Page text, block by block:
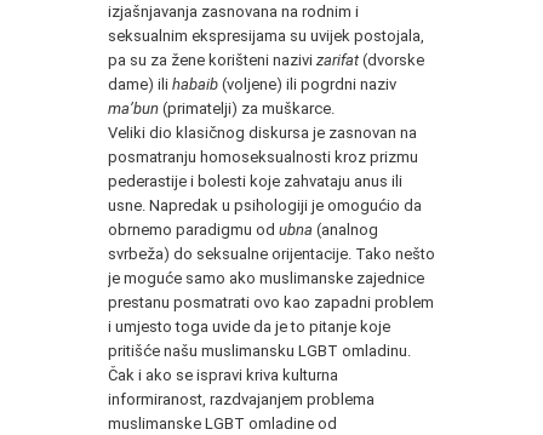
izjašnjavanja zasnovana na rodnim i
seksualnim ekspresijama su uvijek postojala,
pa su za žene korišteni nazivi zarifat (dvorske
dame) ili habaib (voljene) ili pogrdni naziv
ma’bun (primatelji) za muškarce.
Veliki dio klasičnog diskursa je zasnovan na
posmatranju homoseksualnosti kroz prizmu
pederastije i bolesti koje zahvataju anus ili
usne. Napredak u psihologiji je omogućio da
obrnemo paradigmu od ubna (analnog
svrbeža) do seksualne orijentacije. Tako nešto
je moguće samo ako muslimanske zajednice
prestanu posmatrati ovo kao zapadni problem
i umjesto toga uvide da je to pitanje koje
pritišće našu muslimansku LGBT omladinu.
Čak i ako se ispravi kriva kulturna
informiranost, razdvajanjem problema
muslimanske LGBT omladine od